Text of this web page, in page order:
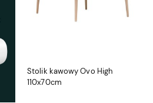
Stolik kawowy Ovo High
110x70cm